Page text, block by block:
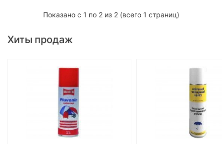
Показано с 1 по 2 из 2 (всего 1 страниц)
Хиты продаж